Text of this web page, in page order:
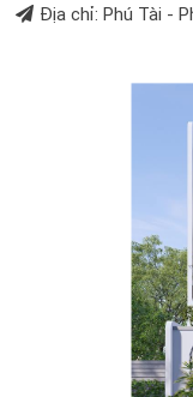
Địa chỉ: Phú Tài -